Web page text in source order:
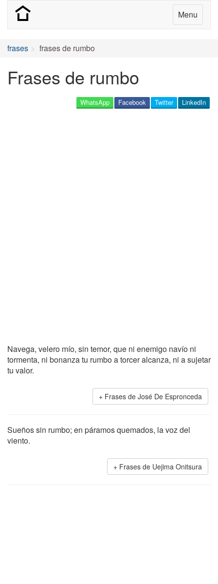
Menu
frases frases de rumbo
Frases de rumbo
LinkedIn
Twitter
Facebook
WhatsApp
Navega, velero mío, sin temor, que ni enemigo navío ni
tormenta, ni bonanza tu rumbo a torcer alcanza, ni a sujetar
tu valor.
Frases de José De Espronceda
Sueños sin rumbo; en páramos quemados, la voz del
viento.
Frases de Uejima Onitsura